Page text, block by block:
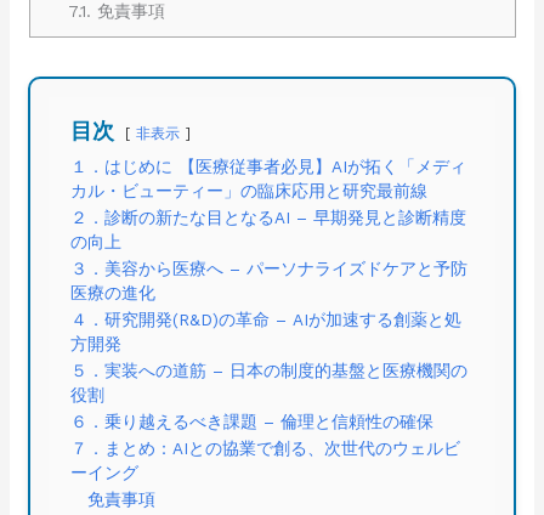
7.1. 免責事項
目次 非表示
１．はじめに 【医療従事者必見】AIが拓く「メディ
カル・ビューティー」の臨床応用と研究最前線
２．診断の新たな目となるAI – 早期発見と診断精度
の向上
３．美容から医療へ – パーソナライズドケアと予防
医療の進化
４．研究開発(R&D)の革命 – AIが加速する創薬と処
方開発
５．実装への道筋 – 日本の制度的基盤と医療機関の
役割
６．乗り越えるべき課題 – 倫理と信頼性の確保
７．まとめ：AIとの協業で創る、次世代のウェルビ
ーイング
免責事項